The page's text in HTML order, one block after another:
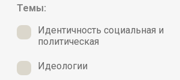
Темы:
Идентичность социальная и
политическая
Идеологии